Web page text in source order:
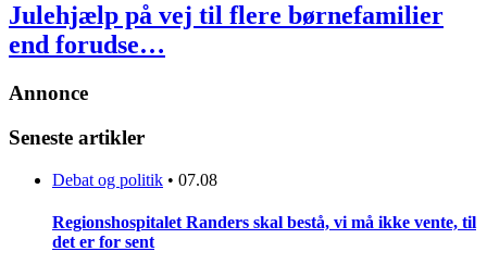
Julehjælp på vej til flere børnefamilier
end forudse…
Annonce
Seneste artikler
Debat og politik • 07.08
Regionshospitalet Randers skal bestå, vi må ikke vente, til
det er for sent